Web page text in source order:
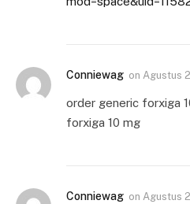
Conniewag on Agustus
order generic forxiga
forxiga 10 mg
Conniewag on Agustus